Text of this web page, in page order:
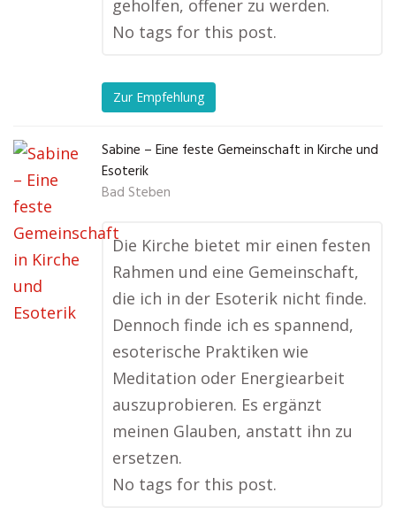
geholfen, offener zu werden.
No tags for this post.
Zur Empfehlung
Sabine – Eine feste Gemeinschaft in Kirche und
Esoterik
Bad Steben
Die Kirche bietet mir einen festen
Rahmen und eine Gemeinschaft,
die ich in der Esoterik nicht finde.
Dennoch finde ich es spannend,
esoterische Praktiken wie
Meditation oder Energiearbeit
auszuprobieren. Es ergänzt
meinen Glauben, anstatt ihn zu
ersetzen.
No tags for this post.